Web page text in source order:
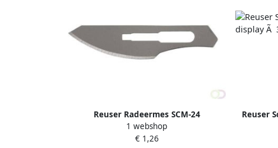
Reuser Radeermes SCM-24
1 webshop
€ 1,26
Reuser